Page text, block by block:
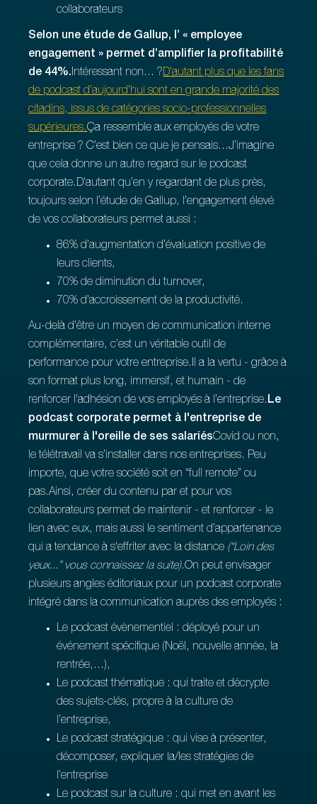
collaborateurs
Selon une étude de Gallup, l’ « employee
engagement » permet d’amplifier la profitabilité
de 44%.Intéressant non... ?D’autant plus que les fans
de podcast d’aujourd’hui sont en grande majorité des
citadins, issus de catégories socio-professionnelles
supérieures.Ça ressemble aux employés de votre
entreprise ? C’est bien ce que je pensais...J’imagine
que cela donne un autre regard sur le podcast
corporate.D’autant qu’en y regardant de plus près,
toujours selon l’étude de Gallup, l’engagement élevé
de vos collaborateurs permet aussi :
86% d’augmentation d’évaluation positive de
leurs clients,
70% de diminution du turnover,
70% d’accroissement de la productivité.
Au-delà d’être un moyen de communication interne
complémentaire, c’est un véritable outil de
performance pour votre entreprise.Il a la vertu - grâce à
son format plus long, immersif, et humain - de
renforcer l’adhésion de vos employés à l’entreprise.Le
podcast corporate permet à l'entreprise de
murmurer à l'oreille de ses salariésCovid ou non,
le télétravail va s’installer dans nos entreprises. Peu
importe, que votre société soit en “full remote” ou
pas.Ainsi, créer du contenu par et pour vos
collaborateurs permet de maintenir - et renforcer - le
lien avec eux, mais aussi le sentiment d’appartenance
qui a tendance à s'effriter avec la distance (“Loin des
yeux...” vous connaissez la suite).On peut envisager
plusieurs angles éditoriaux pour un podcast corporate
intégré dans la communication auprès des employés :
Le podcast évènementiel : déployé pour un
événement spécifique (Noël, nouvelle année, la
rentrée,...),
Le podcast thématique : qui traite et décrypte
des sujets-clés, propre à la culture de
l’entreprise,
Le podcast stratégique : qui vise à présenter,
décomposer, expliquer la/les stratégies de
l’entreprise
Le podcast sur la culture : qui met en avant les